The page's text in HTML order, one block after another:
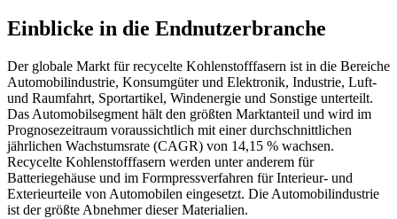
Einblicke in die Endnutzerbranche
Der globale Markt für recycelte Kohlenstofffasern ist in die Bereiche
Automobilindustrie, Konsumgüter und Elektronik, Industrie, Luft-
und Raumfahrt, Sportartikel, Windenergie und Sonstige unterteilt.
Das Automobilsegment hält den größten Marktanteil und wird im
Prognosezeitraum voraussichtlich mit einer durchschnittlichen
jährlichen Wachstumsrate (CAGR) von 14,15 % wachsen.
Recycelte Kohlenstofffasern werden unter anderem für
Batteriegehäuse und im Formpressverfahren für Interieur- und
Exterieurteile von Automobilen eingesetzt. Die Automobilindustrie
ist der größte Abnehmer dieser Materialien.